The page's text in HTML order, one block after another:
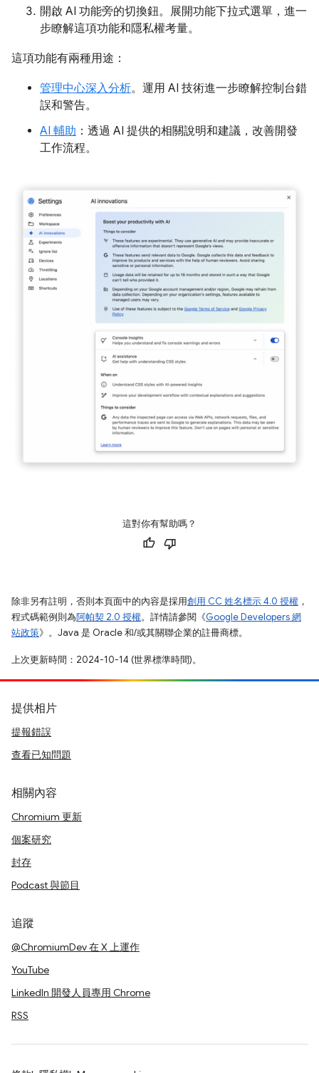
開啟 AI 功能旁的切換鈕。展開功能下拉式選單，進一
步瞭解這項功能和隱私權考量。
這項功能有兩種用途：
管理中心深入分析。運用 AI 技術進一步瞭解控制台錯
誤和警告。
AI 輔助 ：透過 AI 提供的相關說明和建議，改善開發
工作流程。
這對你有幫助嗎？
除非另有註明，否則本頁面中的內容是採用創用 CC 姓名標示 4.0 授權 ，
程式碼範例則為阿帕契 2.0 授權。詳情請參閱《Google Developers 網
站政策》。Java 是 Oracle 和/或其關聯企業的註冊商標。
上次更新時間：2024-10-14 (世界標準時間)。
提供相片
提報錯誤
查看已知問題
相關內容
Chromium 更新
個案研究
封存
Podcast 與節目
追蹤
@ChromiumDev 在 X 上運作
YouTube
LinkedIn 開發人員專用 Chrome
RSS